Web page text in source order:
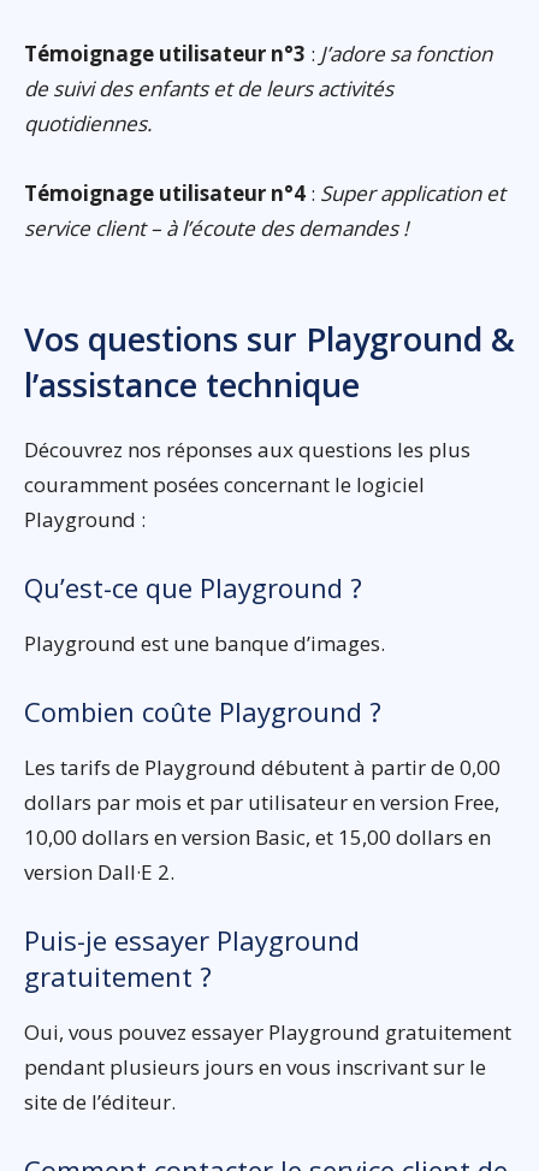
Témoignage utilisateur n°3 : J’adore sa fonction
de suivi des enfants et de leurs activités
quotidiennes.
Témoignage utilisateur n°4 : Super application et
service client – à l’écoute des demandes !
Vos questions sur Playground &
l’assistance technique
Découvrez nos réponses aux questions les plus
couramment posées concernant le logiciel
Playground :
Qu’est-ce que Playground ?
Playground est une banque d’images.
Combien coûte Playground ?
Les tarifs de Playground débutent à partir de 0,00
dollars par mois et par utilisateur en version Free,
10,00 dollars en version Basic, et 15,00 dollars en
version Dall·E 2.
Puis-je essayer Playground
gratuitement ?
Oui, vous pouvez essayer Playground gratuitement
pendant plusieurs jours en vous inscrivant sur le
site de l’éditeur.